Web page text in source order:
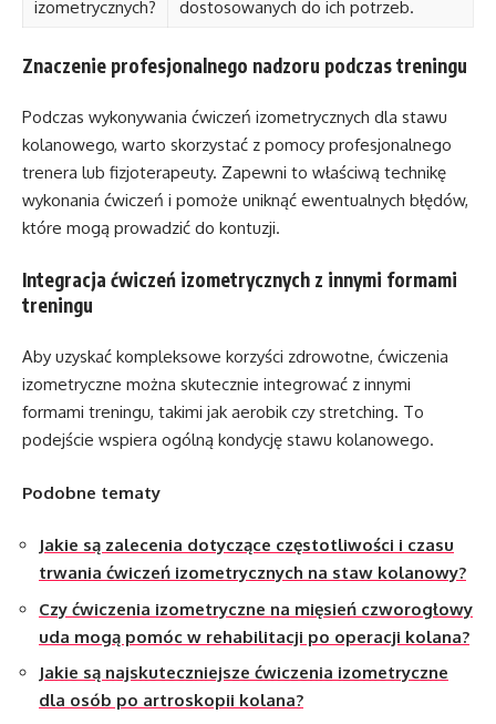
izometrycznych? dostosowanych do ich potrzeb.
Znaczenie profesjonalnego nadzoru podczas treningu
Podczas wykonywania ćwiczeń izometrycznych dla stawu
kolanowego, warto skorzystać z pomocy profesjonalnego
trenera lub fizjoterapeuty. Zapewni to właściwą technikę
wykonania ćwiczeń i pomoże uniknąć ewentualnych błędów,
które mogą prowadzić do kontuzji.
Integracja ćwiczeń izometrycznych z innymi formami
treningu
Aby uzyskać kompleksowe korzyści zdrowotne, ćwiczenia
izometryczne można skutecznie integrować z innymi
formami treningu, takimi jak aerobik czy stretching. To
podejście wspiera ogólną kondycję stawu kolanowego.
Podobne tematy
Jakie są zalecenia dotyczące częstotliwości i czasu
trwania ćwiczeń izometrycznych na staw kolanowy?
Czy ćwiczenia izometryczne na mięsień czworogłowy
uda mogą pomóc w rehabilitacji po operacji kolana?
Jakie są najskuteczniejsze ćwiczenia izometryczne
dla osób po artroskopii kolana?